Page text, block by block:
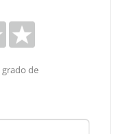
grado de